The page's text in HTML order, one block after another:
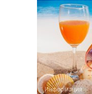
Информация